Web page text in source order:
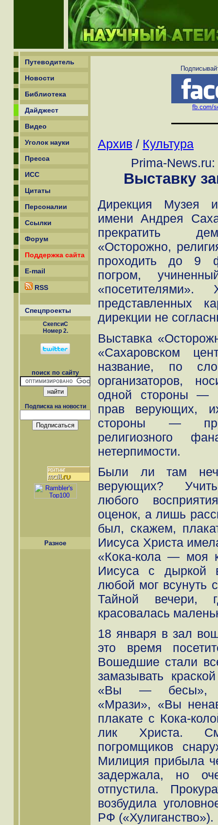
Путеводитель
Новости
Библиотека
Дайджест
Видео
Уголок науки
Пресса
ИСС
Цитаты
Персоналии
Ссылки
Форум
Поддержка сайта
E-mail
RSS
Спецпроекты
СкепсиС
Номер 2.
поиск по сайту
Подписка на новости
Разное
fb.com/
Архив / Культура
Prima-
Выставку
Дирекция Музея
имени Андрея
прекратить
«Осторожно,
проходить до 9
погром,
представленных
дирекции не
Выставка
«Сахаровском
название, по
организаторов,
одной стороны —
прав верующих,
стороны —
религиозного
нетерпимости.
Были ли там
верующих?
любого
оценок, а лишь
был, скажем,
Иисуса Христа
«Кока-кола — моя
Иисуса с дыркой
любой мог всунуть
Тайной вечери,
красовалась
18 января в зал
это время
Вошедшие стали
замазывать
«Вы — бесы»,
«Мрази», «Вы
плакате с Кока-
лик Христа.
погромщиков
Милиция прибыла
задержала, но
отпустила.
возбудила
РФ («Хулиганство»).